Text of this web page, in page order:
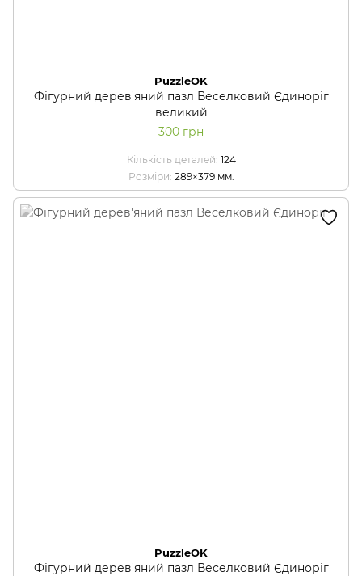
PuzzleOK
Фігурний дерев'яний пазл Веселковий Єдиноріг
великий
300 грн
Кількість деталей 124
Розміри 289×379 мм.
PuzzleOK
Фігурний дерев'яний пазл Веселковий Єдиноріг